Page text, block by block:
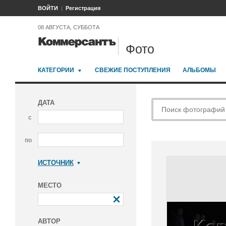
ВОЙТИ Регистрация
08 АВГУСТА, СУББОТА
Фото
КАТЕГОРИИ СВЕЖИЕ ПОСТУПЛЕНИЯ АЛЬБОМЫ
ДАТА
с
по
ИСТОЧНИК
МЕСТО
АВТОР